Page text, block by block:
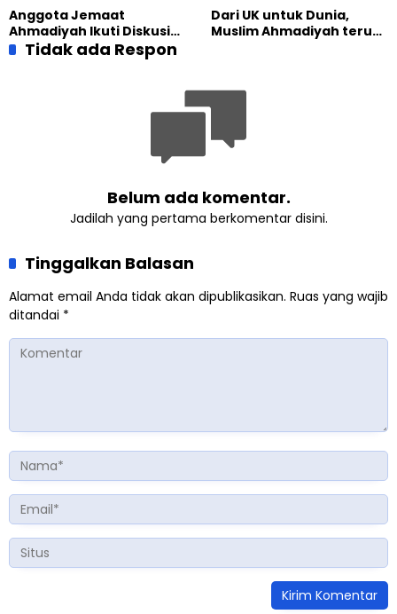
Lewat Pengajian
Gabungan
Anggota Jemaat
Ahmadiyah Ikuti Diskusi
Pluralisme di Yogyakarta
Dari UK untuk Dunia,
Muslim Ahmadiyah terus
Tidak ada Respon
Belum ada komentar.
Jadilah yang pertama berkomentar disini.
Tinggalkan Balasan
Alamat email Anda tidak akan dipublikasikan. Ruas yang wajib
ditandai *